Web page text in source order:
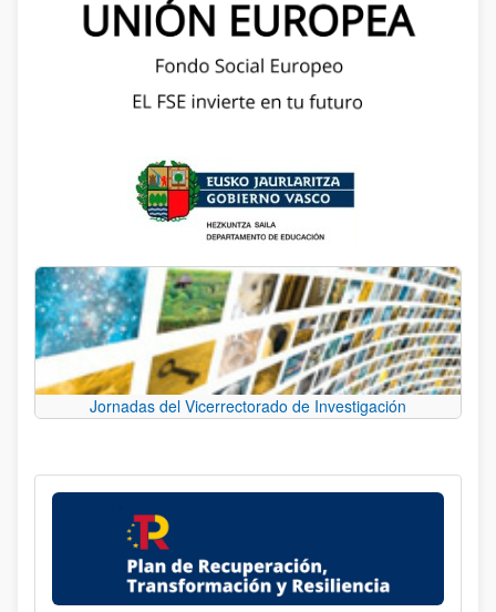
Jornadas del Vicerrectorado de Investigación